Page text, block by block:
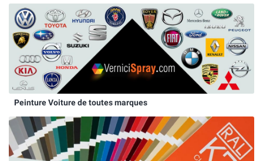
Peinture Voiture de toutes marques